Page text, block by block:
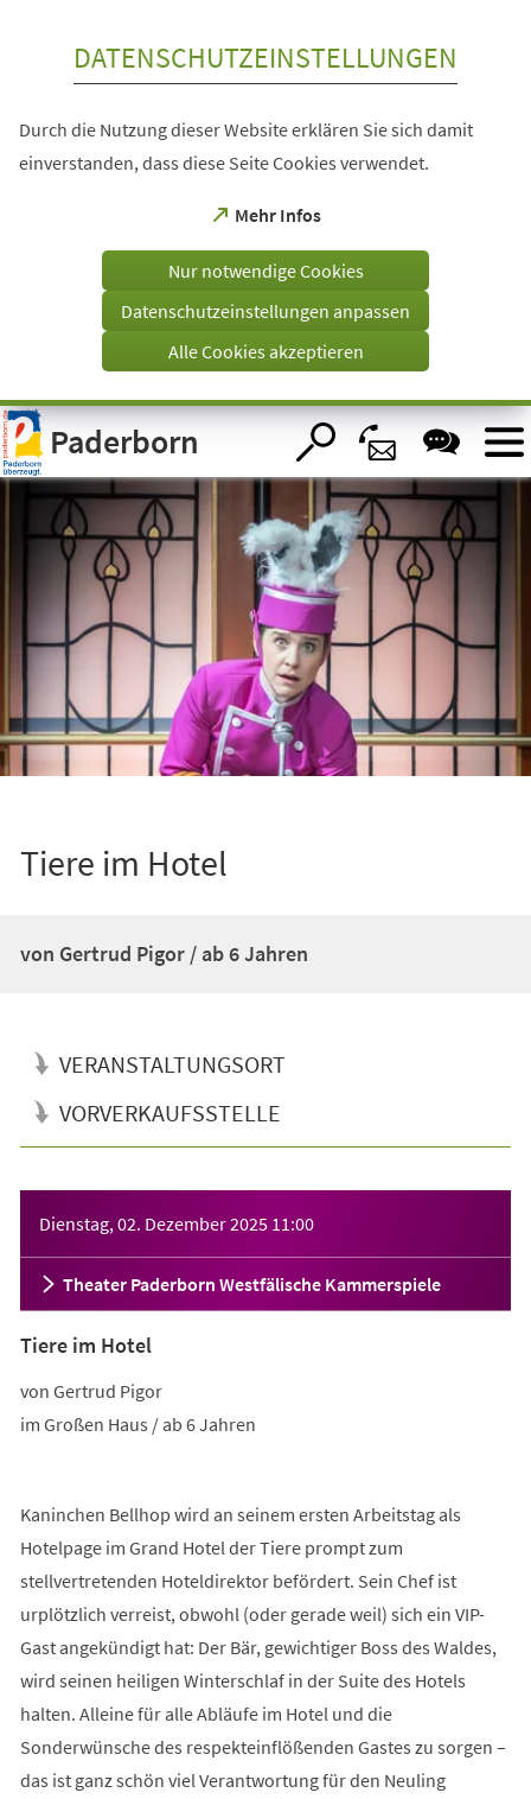
Visuelle
Assistenzsoftware
öffnen.
DATENSCHUTZEINSTELLUNGEN
Durch die Nutzung dieser Website erklären Sie sich damit
einverstanden, dass diese Seite Cookies verwendet.
Mehr Infos
(Öffnet
einem
Tab)
Nur notwendige Cookies
Datenschutzeinstellungen anpassen
Alle Cookies akzeptieren
Paderborn
Tiere im Hotel
von Gertrud Pigor / ab 6 Jahren
VERANSTALTUNGSORT
VORVERKAUFSSTELLE
Dienstag, 02. Dezember 2025 11:00
Theater Paderborn Westfälische Kammerspiele
Tiere im Hotel
von Gertrud Pigor
im Großen Haus / ab 6 Jahren
Kaninchen Bellhop wird an seinem ersten Arbeitstag als
Hotelpage im Grand Hotel der Tiere prompt zum
stellvertretenden Hoteldirektor befördert. Sein Chef ist
urplötzlich verreist, obwohl (oder gerade weil) sich ein VIP-
Gast angekündigt hat: Der Bär, gewichtiger Boss des Waldes,
wird seinen heiligen Winterschlaf in der Suite des Hotels
halten. Alleine für alle Abläufe im Hotel und die
Sonderwünsche des respekteinflößenden Gastes zu sorgen –
das ist ganz schön viel Verantwortung für den Neuling